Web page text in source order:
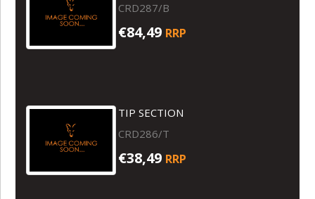
CRD287/B
€84,49 RRP
TIP SECTION
CRD286/T
€38,49 RRP